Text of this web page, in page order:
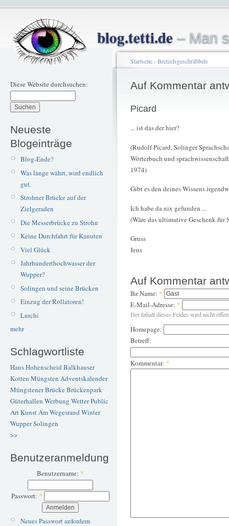
blog.tetti.de– Man
Diese Website durchsuchen:
Neueste
Blogeinträge
Blog-Ende?
Was lange währt, wird endlich
gut.
Strohner Brücke auf der
Zielgeraden
Die Messerbrücke zu Strohn
Keine Durchfahrt für Kanuten
Viel Glück
Jahrhunderthochwasser der
Wupper?
Solingen und seine Brücken
Einzug der Rollatoren!
Lurchi
mehr
Schlagwortliste
Haus Hohenscheid Balkhauser
Kotten Müngsten Adventskalender
Müngstener BrückeBrückenpark
Güterhallen Werbung WetterPublic
ArtKunstAm Wegesrand Winter
WupperSolingen
>>
Benutzeranmeldung
Benutzername: *
Passwort: *
Neues Passwort anfordern
Startseite› Bretzelsgeschräbbels
Auf Kommentar
Picard
... ist das der hier?
(Rudolf Picard, Solinger
Wörterbuch und
1974)
Gibt es den deines Wissens
Ich habe da nix gefunden ...
(Wäre das ultimative Geschenk für
Gruss
Jens
Auf Kommentar
Ihr Name: *
E-Mail-Adresse: *
Der Inhalt dieses Feldes wird nicht
Homepage:
Betreff:
Kommentar: *